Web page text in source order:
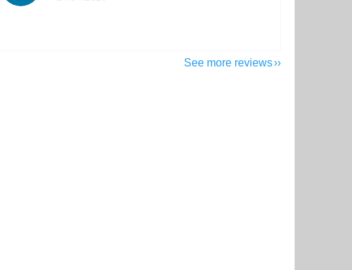
See more reviews